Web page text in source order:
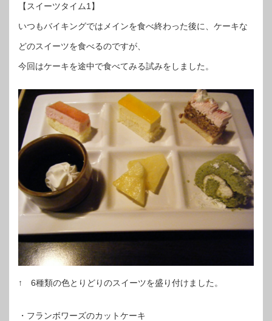
【スイーツタイム1】
いつもバイキングではメインを食べ終わった後に、ケーキな
どのスイーツを食べるのですが、
今回はケーキを途中で食べてみる試みをしました。
↑ 6種類の色とりどりのスイーツを盛り付けました。
・フランボワーズのカットケーキ